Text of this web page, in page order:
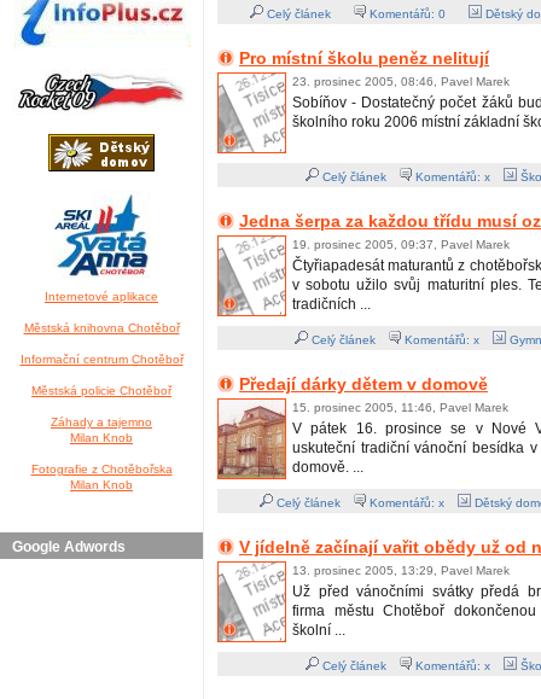
Internetové aplikace
Městská knihovna Chotěboř
Informační centrum Chotěboř
Městská policie Chotěboř
Záhady a tajemno
Milan Knob
Fotografie z Chotěbořska
Milan Knob
Google Adwords
Celý článek Komentářů: 0 Dětský
Pro místní školu peněz nelitují
23. prosinec 2005, 08:46, Pavel Marek
Sobíňov - Dostatečný počet žáků
školního roku 2006 místní základní
Celý článek Komentářů: x
Jedna šerpa za každou třídu musí
19. prosinec 2005, 09:37, Pavel Marek
Čtyřiapadesát maturantů z
v sobotu užilo svůj maturitní ples.
tradičních ...
Celý článek Komentářů: x
Předají dárky dětem v domově
15. prosinec 2005, 11:46, Pavel Marek
V pátek 16. prosince se v Nové
uskuteční tradiční vánoční besídka v
domově. ...
Celý článek Komentářů: x Dětský
V jídelně začínají vařit obědy už od
13. prosinec 2005, 13:29, Pavel Marek
Už před vánočními svátky předá
firma městu Chotěboř
školní ...
Celý článek Komentářů: x